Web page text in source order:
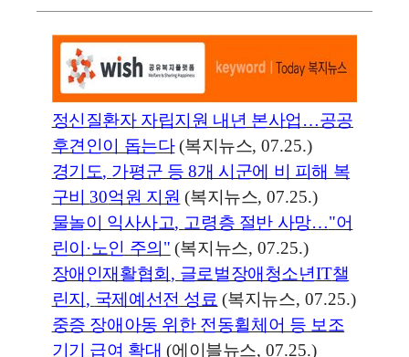
정신질환자 자립지원 내년 본사업 …공공
후견인이 돕는다 (복지뉴스, 07.25.)
경기도, 가평군 등 8개 시군에 비 피해 복
구비 30억원 지원 (복지뉴스, 07.25.)
물놀이 익사사고, 고령층 절반 사망…"어
린이 ·노인 주의 " (복지뉴스, 07.25.)
장애인재활협회 , 글로벌장애청소년IT챌
린지 , 국제예선전 성료 (복지뉴스, 07.25.)
중증 장애아동 위한 전동휠체어 등 보조
기기 급여 확대 (에이블뉴스, 07.25.)